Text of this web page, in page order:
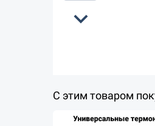
expand_more
С этим товаром